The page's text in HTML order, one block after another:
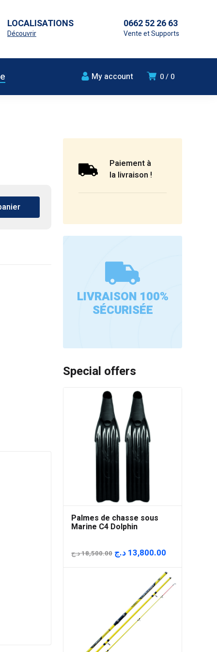
LOCALISATIONS
Découvrir
0662 52 26 63
Vente et Supports
0 0
My account
Paiement à
la livraison !
LIVRAISON 100%
SÉCURISÉE
Special offers
Palmes de chasse sous
Marine C4 Dolphin
18,500.00د.ج
Le 13,800.00 د.ج
actuel
est :